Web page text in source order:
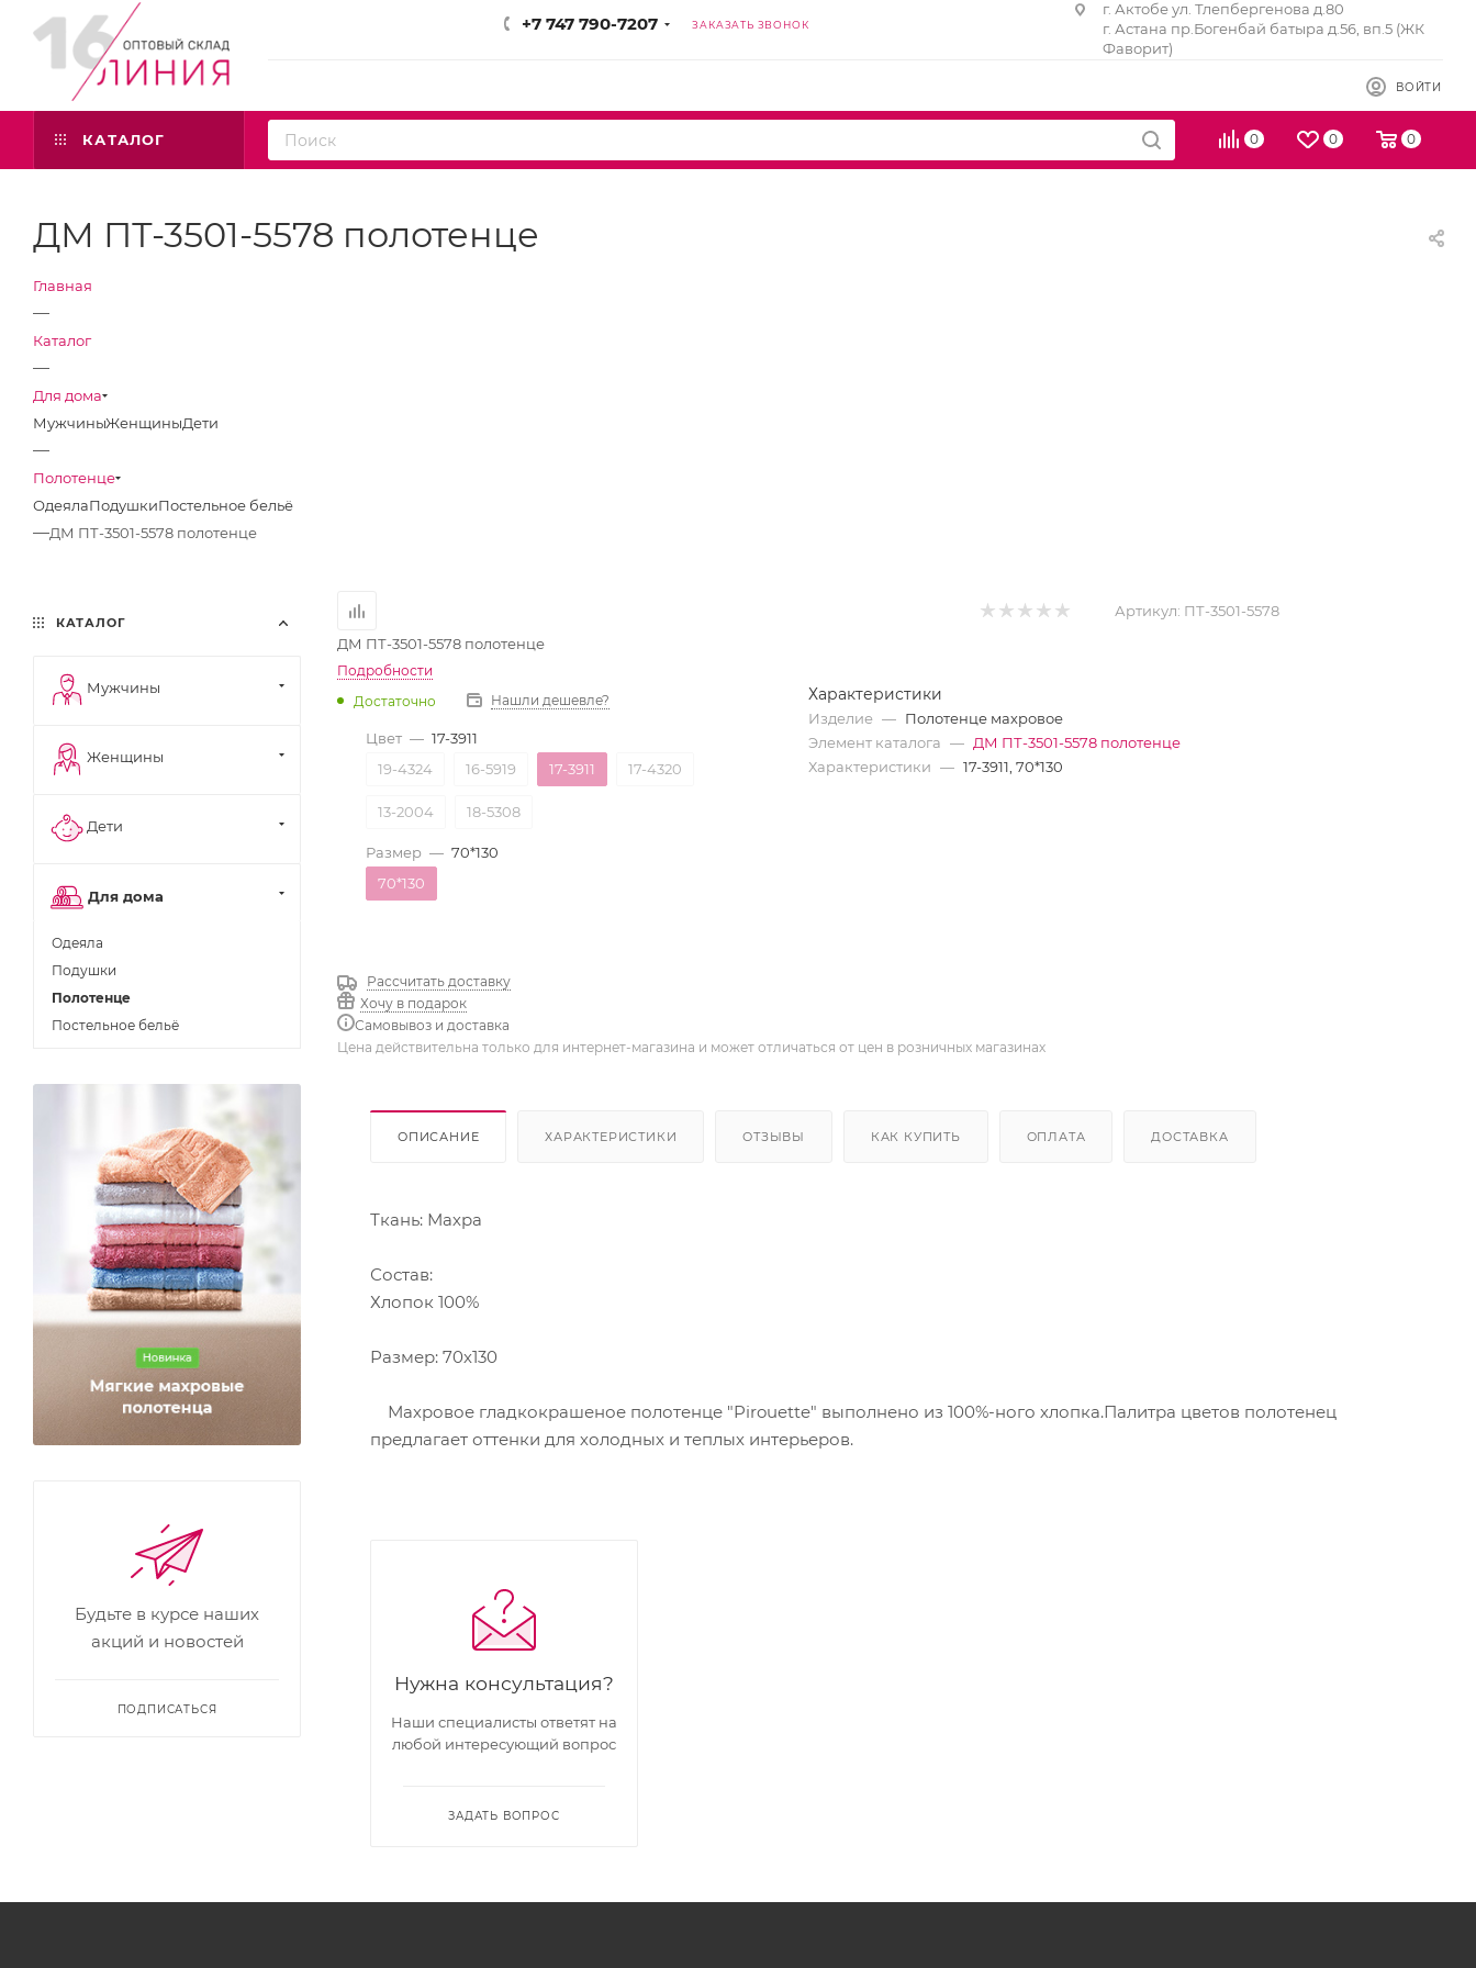
+7 747 790-7207 ЗАКАЗАТЬ ЗВОНОК
г. Актобе ул. Тлепбергенова д.80
г. Астана пр.Богенбай батыра д.56, вп.5 (ЖК
Фаворит)
ВОЙТИ
0 0 0
КАТАЛОГ
ДМ ПТ-3501-5578 полотенце
Главная
—
Каталог
—
Для дома
МужчиныЖенщиныДети
—
Полотенце
ОдеялаПодушкиПостельное бельё
—ДМ ПТ-3501-5578 полотенце
Артикул: ПТ-3501-5578
ДМ ПТ-3501-5578 полотенце
Подробности
Достаточно
Нашли дешевле?
Цвет — 17-3911
19-4324
16-5919 17-3911 17-4320
13-2004 18-5308
Размер — 70*130
70*130
Рассчитать доставку
Хочу в подарок
Самовывоз и доставка
Характеристики
Изделие — Полотенце махровое
Элемент каталога — ДМ ПТ-3501-5578 полотенце
Характеристики — 17-3911, 70*130
Цена действительна только для интернет-магазина и может отличаться от цен в розничных магазинах
ОПИСАНИЕ ХАРАКТЕРИСТИКИ ОТЗЫВЫ КАК КУПИТЬ ОПЛАТА ДОСТАВКА
Ткань: Махра
Состав:
Хлопок 100%
Размер: 70х130
Махровое гладкокрашеное полотенце "Pirouette" выполнено из 100%-ного хлопка.Палитра цветов полотенец
предлагает оттенки для холодных и теплых интерьеров.
Нужна консультация?
Наши специалисты ответят на
любой интересующий вопрос
ЗАДАТЬ ВОПРОС
КАТАЛОГ
Мужчины
Женщины
Дети
Для дома
Одеяла
Подушки
Полотенце
Постельное бельё
Будьте в курсе наших
акций и новостей
ПОДПИСАТЬСЯ